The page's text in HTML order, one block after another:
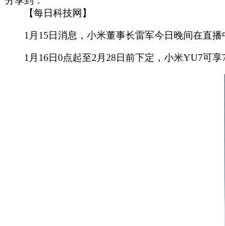
【每日科技网】
1月15日消息，小米董事长雷军今日晚间在直播
1月16日0点起至2月28日前下定，小米YU7可享7